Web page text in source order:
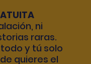
ni
raras.
y tú solo
quieres el